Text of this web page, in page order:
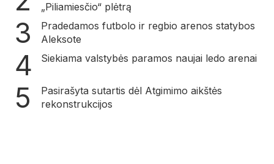
„Piliamiesčio“ plėtrą
Pradedamos futbolo ir regbio arenos statybos
Aleksote
Siekiama valstybės paramos naujai ledo arenai
Pasirašyta sutartis dėl Atgimimo aikštės
rekonstrukcijos